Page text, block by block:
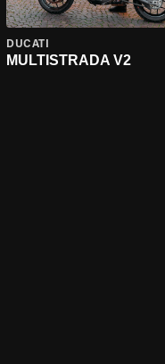
DUCATI
MULTISTRADA V2